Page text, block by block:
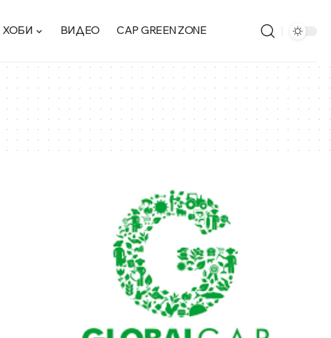
ХОБИ ВИДЕО CAP GREEN ZONE